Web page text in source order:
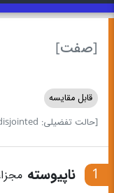
[صفت]
قابل مقایسه
[حالت تفضیلی: more disjointed]
1 ناپیوسته